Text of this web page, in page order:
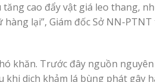
cao đẩy vật giá leo thang,
lại”, Giám đốc Sở NN-
khăn. Trước đây nguồn
khi dịch khảm lá bùng phát gây